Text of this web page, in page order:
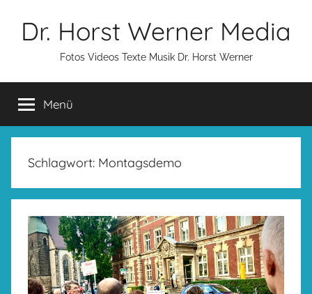
InhaltDr. Horst Werner Media
Fotos Videos Texte Musik Dr. Horst Werner
Menü
Schlagwort: Montagsdemo